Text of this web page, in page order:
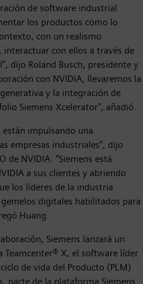
de software industrial
los productos como lo
con un realismo
con ellos a través de
dijo Roland Busch, presidente y
con NVIDIA, llevaremos la
y la integración de
Siemens Xcelerator", añadió.
impulsando una
empresas industriales", dijo
de NVIDIA. "Siemens está
a sus clientes y abriendo
los líderes de la industria
digitales habilitados para
Huang.
Siemens lanzará un
Teamcenter® X, el software líder
de vida del Producto (PLM)
parte de la plataforma Siemens